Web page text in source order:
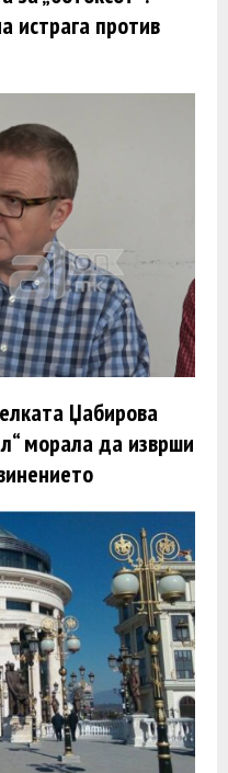
истрага против
Џабирова
морала да изврши